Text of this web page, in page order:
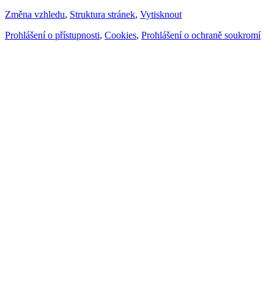
Změna vzhledu, Struktura stránek, Vytisknout
Prohlášení o přístupnosti, Cookies, Prohlášení o ochraně soukromí